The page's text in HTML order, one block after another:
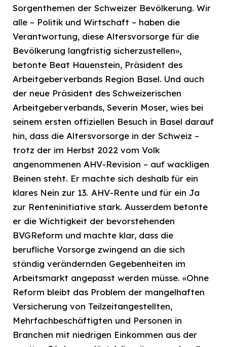
Sorgenthemen der Schweizer Bevölkerung. Wir
alle – Politik und Wirtschaft – haben die
Verantwortung, diese Altersvorsorge für die
Bevölkerung langfristig sicherzustellen»,
betonte Beat Hauenstein, Präsident des
Arbeitgeberverbands Region Basel. Und auch
der neue Präsident des Schweizerischen
Arbeitgeberverbands, Severin Moser, wies bei
seinem ersten offiziellen Besuch in Basel darauf
hin, dass die Altersvorsorge in der Schweiz –
trotz der im Herbst 2022 vom Volk
angenommenen AHV-Revision – auf wackligen
Beinen steht. Er machte sich deshalb für ein
klares Nein zur 13. AHV-Rente und für ein Ja
zur Renteninitiative stark. Ausserdem betonte
er die Wichtigkeit der bevorstehenden
BVGReform und machte klar, dass die
berufliche Vorsorge zwingend an die sich
ständig verändernden Gegebenheiten im
Arbeitsmarkt angepasst werden müsse. «Ohne
Reform bleibt das Problem der mangelhaften
Versicherung von Teilzeitangestellten,
Mehrfachbeschäftigten und Personen in
Branchen mit niedrigen Einkommen aus der